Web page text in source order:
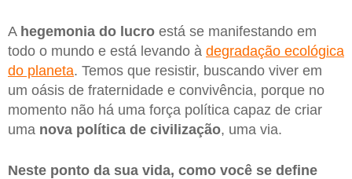
A hegemonia do lucro está se manifestando em
todo o mundo e está levando à degradação ecológica
do planeta. Temos que resistir, buscando viver em
um oásis de fraternidade e convivência, porque no
momento não há uma força política capaz de criar
uma nova política de civilização, uma via.
Neste ponto da sua vida, como você se define